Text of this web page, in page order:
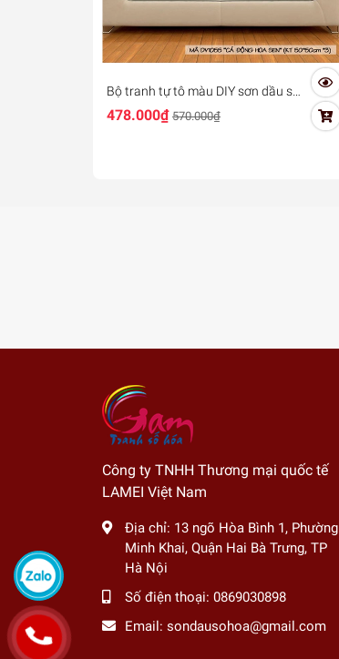
Bộ tranh tự tô màu DIY sơn dầu số
hóa - Mã DV1055 Cửu ngư quần hội
478.000₫ 570.000₫
Công ty TNHH Thương mại quốc tế
LAMEI Việt Nam
Địa chỉ: 13 ngõ Hòa Bình 1, Phường
Minh Khai, Quận Hai Bà Trưng, TP
Hà Nội
Số điện thoại: 0869030898
Email: sondausohoa@gmail.com